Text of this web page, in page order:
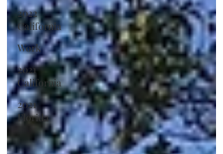
2022
California
Work
2021
California
2021
Florida